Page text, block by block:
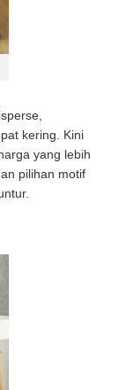
kering. Kini
yang lebih
pilihan motif